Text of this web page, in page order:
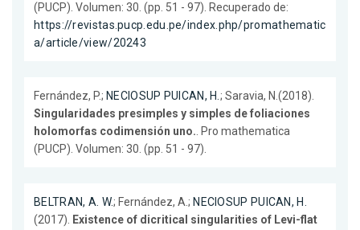
(PUCP). Volumen: 30. (pp. 51 - 97). Recuperado de:
https://revistas.pucp.edu.pe/index.php/promathematic
a/article/view/20243
Fernández, P.; NECIOSUP PUICAN, H.; Saravia, N.(2018).
Singularidades presimples y simples de foliaciones
holomorfas codimensión uno.. Pro mathematica
(PUCP). Volumen: 30. (pp. 51 - 97).
BELTRAN, A. W.; Fernández, A.; NECIOSUP PUICAN, H.
(2017). Existence of dicritical singularities of Levi-flat